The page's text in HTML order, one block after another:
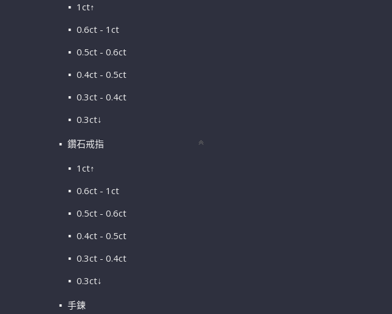
1ct↑
0.6ct - 1ct
0.5ct - 0.6ct
0.4ct - 0.5ct
0.3ct - 0.4ct
0.3ct↓
鑽石戒指
1ct↑
0.6ct - 1ct
0.5ct - 0.6ct
0.4ct - 0.5ct
0.3ct - 0.4ct
0.3ct↓
手鍊